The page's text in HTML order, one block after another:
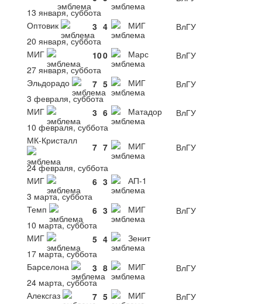
13 января, суббота
Оптовик
3 4 МИГ
ВлГУ
20 января, суббота
МИГ
100 Марс
ВлГУ
27 января, суббота
Эльдорадо
7 5 МИГ
ВлГУ
3 февраля, суббота
МИГ
3 6 Матадор
ВлГУ
10 февраля, суббота
МК-Кристалл
7 7 МИГ
ВлГУ
24 февраля, суббота
МИГ
6 3
АП-1
3 марта, суббота
Темп
6 3 МИГ
ВлГУ
10 марта, суббота
МИГ
5 4
Зенит
17 марта, суббота
Барселона
3 8 МИГ
ВлГУ
24 марта, суббота
Алексгаз
7 5 МИГ
ВлГУ